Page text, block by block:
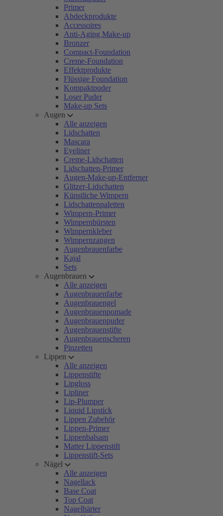
Primer
Abdeckprodukte
Accessoires
Anti-Aging Make-up
Bronzer
Compact-Foundation
Creme-Foundation
Effektprodukte
Flüssige Foundation
Kompaktpuder
Loser Puder
Make-up Sets
Augen
Alle anzeigen
Lidschatten
Mascara
Eyeliner
Creme-Lidschatten
Lidschatten-Primer
Augen-Make-up-Entferner
Glitzer-Lidschatten
Künstliche Wimpern
Lidschattenpaletten
Wimpern-Primer
Wimpernbürsten
Wimpernkleber
Wimpernzangen
Augenbrauenfarbe
Kajal
Sets
Augenbrauen
Alle anzeigen
Augenbrauenfarbe
Augenbrauengel
Augenbrauenpomade
Augenbrauenpuder
Augenbrauenstifte
Augenbrauenscheren
Pinzetten
Lippen
Alle anzeigen
Lippenstifte
Lipgloss
Lipliner
Lip-Plumper
Liquid Lipstick
Lippen Zubehör
Lippen-Primer
Lippenbalsam
Matter Lippenstift
Lippenstift-Sets
Nägel
Alle anzeigen
Nagellack
Base Coat
Top Coat
Nagelhärter